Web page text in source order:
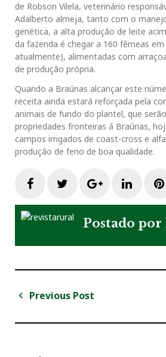
de Robson Vilela, veterinário
Adalberto almeja, tanto com o
genética, a alta produção de leite
da fazenda é chegar a 160 fêmeas
atualmente), alimentadas com
de produção própria.
Quando a Braúnas alcançar este
receita ainda estará reforçada pela
animais de fundo do plantel, que
propriedades fronteiras á Braúnas,
campos irrigados de coast-cross e
produção de feno de boa qualidade.
a
c
e
w
i
t
G
o
g
n
k
Postado por
N Previous Post